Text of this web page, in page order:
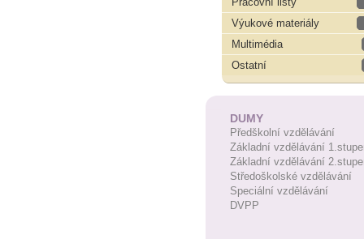
Výukové materiály
Multimédia
Ostatní
DUMY
Předškolní vzdělávání
Základní vzdělávání
Základní vzdělávání
Středoškolské vzdělávání
Speciální vzdělávání
DVPP